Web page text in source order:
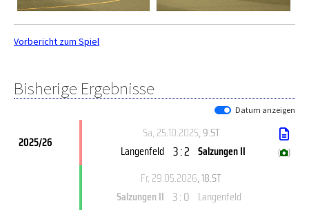
Vorbericht zum Spiel
Bisherige Ergebnisse
Datum anzeigen
2025/26
Sa, 25.10.2025, 9.ST
Langenfeld 3 : 2 Salzungen II ( )
Fr, 29.05.2026, 18.ST
Salzungen II 3 : 0 Langenfeld